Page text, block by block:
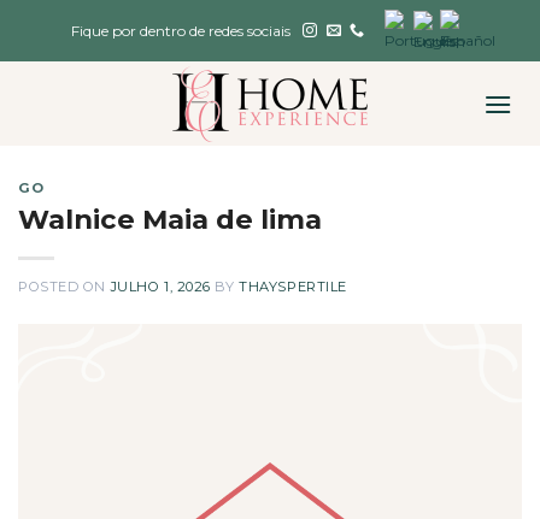
Fique por dentro de redes sociais
GO
Walnice Maia de lima
POSTED ONJULHO 1, 2026 BYTHAYSPERTILE